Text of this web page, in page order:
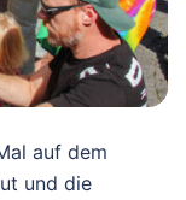
auf dem
und die